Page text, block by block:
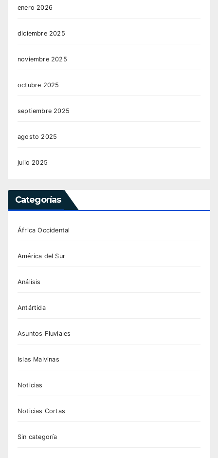
enero 2026
diciembre 2025
noviembre 2025
octubre 2025
septiembre 2025
agosto 2025
julio 2025
Categorías
África Occidental
América del Sur
Análisis
Antártida
Asuntos Fluviales
Islas Malvinas
Noticias
Noticias Cortas
Sin categoría